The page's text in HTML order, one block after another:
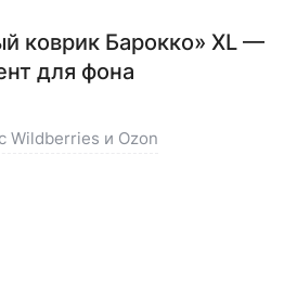
коврик Барокко» XL —
для фона
Wildberries и Ozon